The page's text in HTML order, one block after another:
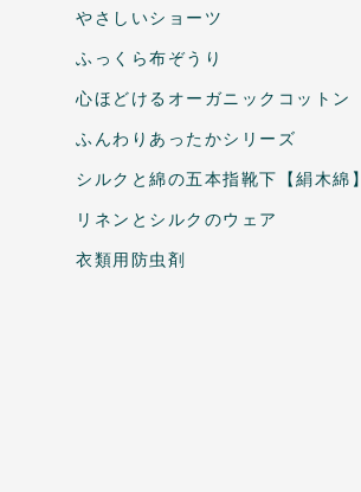
やさしいショーツ
ふっくら布ぞうり
心ほどけるオーガニックコットン
ふんわりあったかシリーズ
シルクと綿の五本指靴下【絹木綿】
リネンとシルクのウェア
衣類用防虫剤